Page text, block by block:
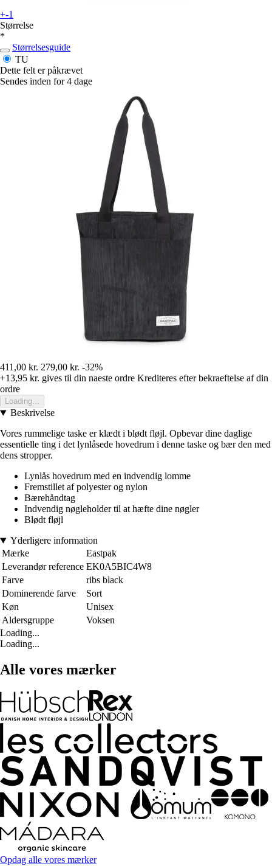
+-1
Størrelse
*
Størrelsesguide
TU
Dette felt er påkrævet
Sendes inden for 4 dage
411,00 kr. 279,00 kr. -32%
+13,95 kr. gives til din naeste ordre Krediteres efter bekraeftelse af din
ordre
Loading...
Beskrivelse
Vores rummelige taske er klædt i blødt fløjl. Opbevar dine daglige
essentielle ting i det lynlåsede hovedrum i denne taske og bær den med
dens stropper.
Lynlås hovedrum med en indvendig lomme
Fremstillet af polyester og nylon
Bærehåndtag
Indvendig nøgleholder til at hæfte dine nøgler
Blødt fløjl
Yderligere information
Mærke
Eastpak
Leverandør reference EK0A5BIC4W8
Farve
ribs black
Dominerende farve
Sort
Køn
Unisex
Aldersgruppe
Voksen
Loading...
Loading...
Alle vores mærker
Opdag alle vores mærker